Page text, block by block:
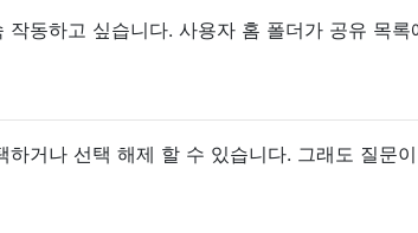
동하고 싶습니다. 사용자 홈 폴더가 공유 목록
거나 선택 해제 할 수 있습니다. 그래도 질문